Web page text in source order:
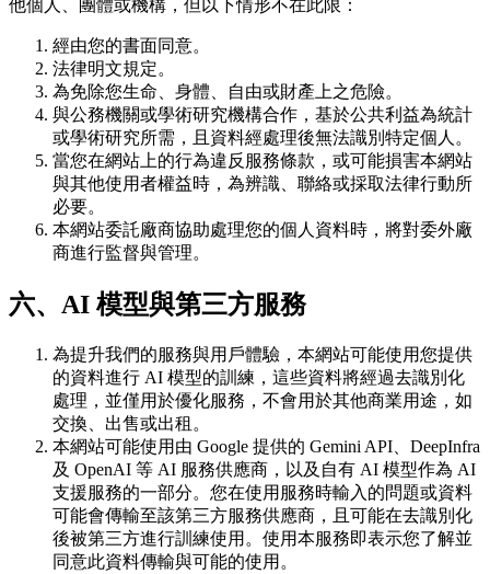
他個人、團體或機構，但以下情形不在此限：
經由您的書面同意。
法律明文規定。
為免除您生命、身體、自由或財產上之危險。
與公務機關或學術研究機構合作，基於公共利益為統計
或學術研究所需，且資料經處理後無法識別特定個人。
當您在網站上的行為違反服務條款，或可能損害本網站
與其他使用者權益時，為辨識、聯絡或採取法律行動所
必要。
本網站委託廠商協助處理您的個人資料時，將對委外廠
商進行監督與管理。
六、AI 模型與第三方服務
為提升我們的服務與用戶體驗，本網站可能使用您提供
的資料進行 AI 模型的訓練，這些資料將經過去識別化
處理，並僅用於優化服務，不會用於其他商業用途，如
交換、出售或出租。
本網站可能使用由 Google 提供的 Gemini API、DeepInfra
及 OpenAI 等 AI 服務供應商，以及自有 AI 模型作為 AI
支援服務的一部分。您在使用服務時輸入的問題或資料
可能會傳輸至該第三方服務供應商，且可能在去識別化
後被第三方進行訓練使用。使用本服務即表示您了解並
同意此資料傳輸與可能的使用。